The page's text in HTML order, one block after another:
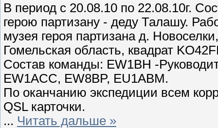
В период с 20.08.10 по 22.08.10г.
герою партизану - деду Талашу.
музея героя партизана д. Новоселки,
Гомельская область, квадрат
Состав команды: EW1BH -
EW1ACC, EW8BP, EU1ABM.
По оканчанию экспедиции всем
QSL карточки.
... Читать дальше »